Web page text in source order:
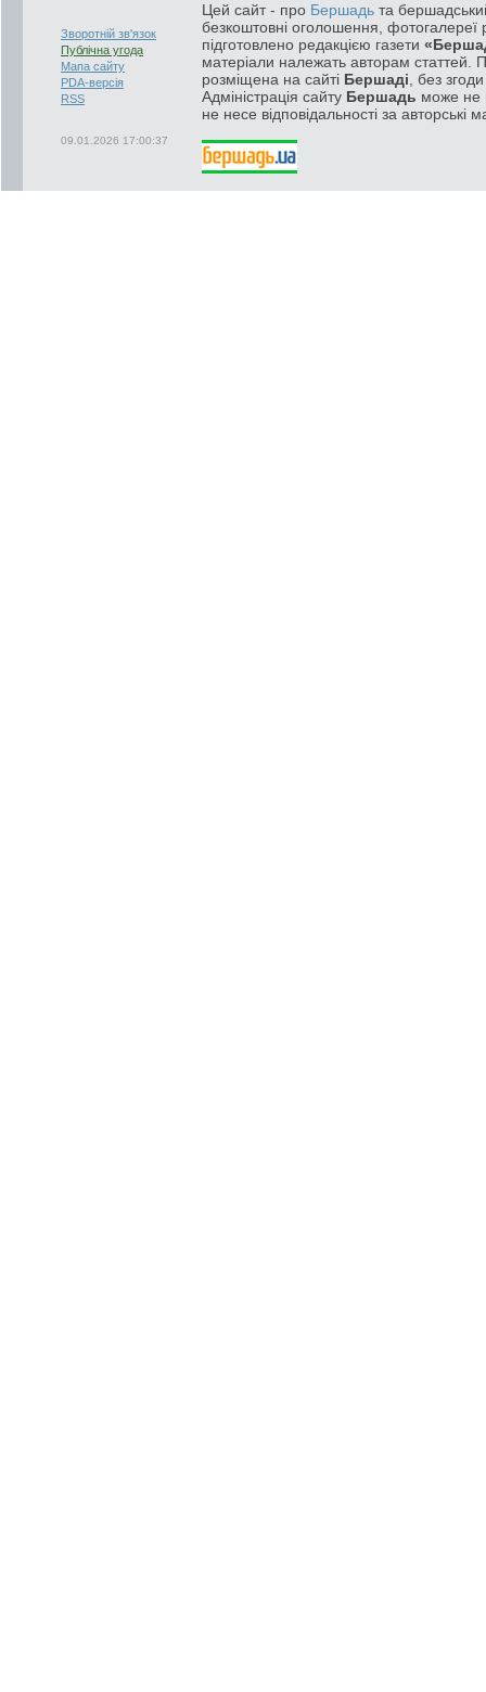
Зворотній зв'язок
Публічна угода
Мапа сайту
PDA-версія
RSS
09.01.2026 17:00:37
Цей сайт - про Бершадь та
безкоштовні оголошення, фотогалереї
підготовлено редакцією газети
матеріали належать авторам статтей.
розміщена на сайті Бершаді , без
Адміністрація сайту Бершадь може не
не несе відповідальності за авторські